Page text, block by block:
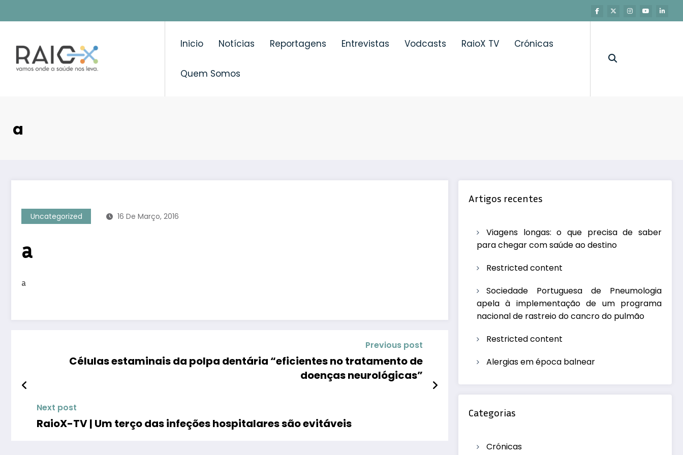
para
conteúdo
Inicio Notícias Reportagens Entrevistas Vodcasts RaioX TV Crónicas
Quem Somos
a
Uncategorized 16 De Março, 2016
a
a
Previous post
Células estaminais da polpa dentária “eficientes no tratamento de
doenças neurológicas”
Next post
RaioX-TV | Um terço das infeções hospitalares são evitáveis
Artigos recentes
Viagens longas: o que precisa de saber
para chegar com saúde ao destino
Restricted content
Sociedade Portuguesa de Pneumologia
apela à implementação de um programa
nacional de rastreio do cancro do pulmão
Restricted content
Alergias em época balnear
Categorias
Crónicas